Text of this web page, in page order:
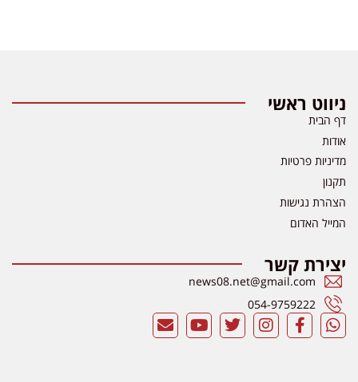
ניווט ראשי
דף הבית
אודות
מדיניות פרטיות
תקנון
הצהרת נגישות
המייל האדום
יצירת קשר
news08.net@gmail.com
054-9759222